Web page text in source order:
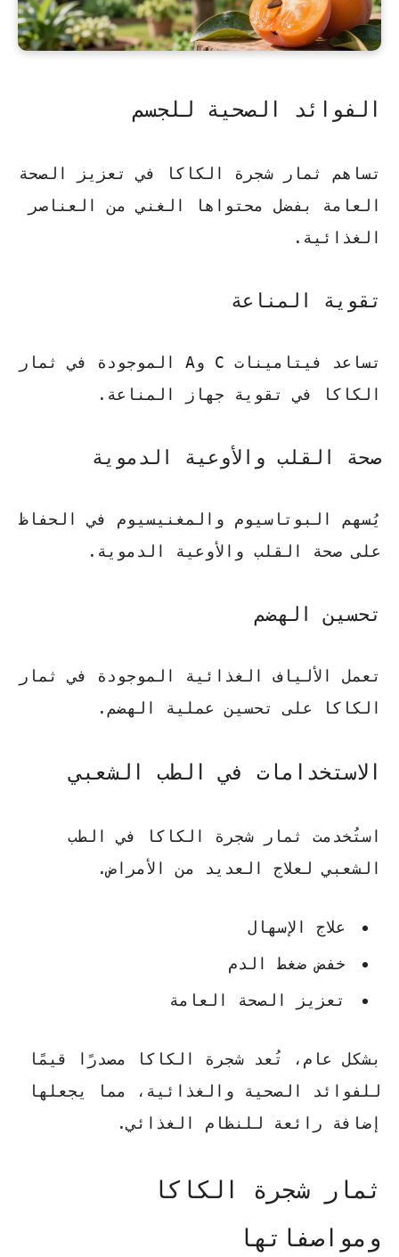
الفوائد الصحية للجسم
تساهم ثمار شجرة الكاكا
في تعزيز الصحة
العامة بفضل محتواها الغني من العناصر
الغذائية.
تقوية المناعة
تساعد فيتامينات C وA الموجودة في ثمار
الكاكا في تقوية جهاز المناعة.
صحة القلب والأوعية الدموية
يُسهم البوتاسيوم والمغنيسيوم في الحفاظ
على صحة القلب والأوعية الدموية.
تحسين الهضم
تعمل الألياف الغذائية الموجودة في ثمار
الكاكا على تحسين عملية الهضم.
الاستخدامات في الطب الشعبي
استُخدمت ثمار شجرة الكاكا في الطب
الشعبي لعلاج العديد من الأمراض.
علاج الإسهال
خفض ضغط الدم
تعزيز الصحة العامة
بشكل عام، تُعد شجرة الكاكا مصدرًا قيمًا
للفوائد الصحية والغذائية، مما يجعلها
إضافة رائعة للنظام الغذائي.
ثمار شجرة الكاكا
ومواصفاتها